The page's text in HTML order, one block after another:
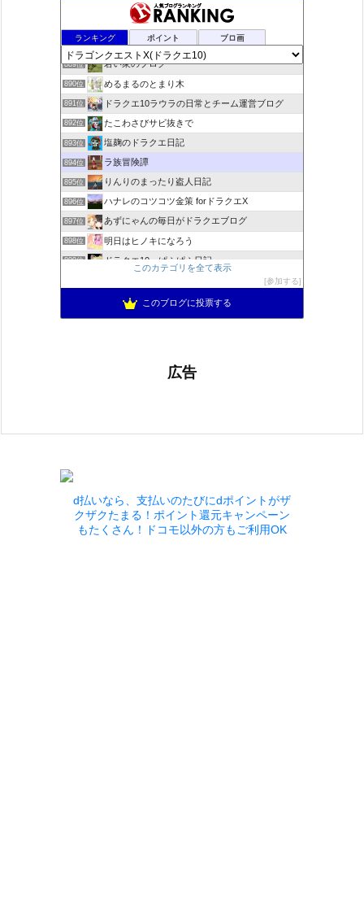
ランキング ポイント ブロ画
rosappiのブログ
888位 小さな村
889位 若い衆のブログ
890位 めるまるのとまり木
891位 ドラクエ10ラウラの日常とチーム運営ブログ
892位 たこわさびサビ抜きで
893位 塩麹のドラクエ日記
894位 ラ族冒険譚
895位 りんりのまったり盗人日記
896位 ハナレのコツコツ金策 forドラクエX
897位 あずにゃんの毎日がドラクエブログ
898位 明日はヒノキになろう
899位 ドラクエ10 ぱふぱふ日記
Run Run♪ ☆Slime★ 〜ドラクエ10攻略ブログ〜
ゆるふわエル子になりたくて(｀・ω・´)
このカテゴリを全て表示
参加する
このブログに投票する
広告
d払いなら、支払いのたびにdポイントがザ
クザクたまる！ポイント還元キャンペーン
もたくさん！ドコモ以外の方もご利用OK